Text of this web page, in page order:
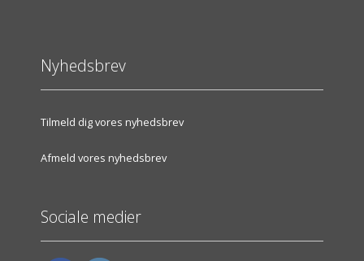
Nyhedsbrev
Tilmeld dig vores nyhedsbrev
Afmeld vores nyhedsbrev
Sociale medier